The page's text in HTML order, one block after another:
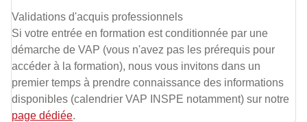
Validations d'acquis professionnels
Si votre entrée en formation est conditionnée par une
démarche de VAP (vous n'avez pas les prérequis pour
accéder à la formation), nous vous invitons dans un
premier temps à prendre connaissance des informations
disponibles (calendrier VAP INSPE notamment) sur notre
page dédiée.